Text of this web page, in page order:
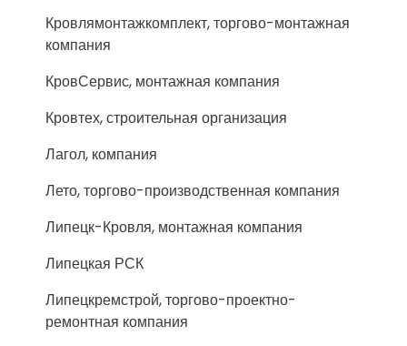
Кровлямонтажкомплект, торгово-монтажная
компания
КровСервис, монтажная компания
Кровтех, строительная организация
Лагол, компания
Лето, торгово-производственная компания
Липецк-Кровля, монтажная компания
Липецкая РСК
Липецкремстрой, торгово-проектно-
ремонтная компания